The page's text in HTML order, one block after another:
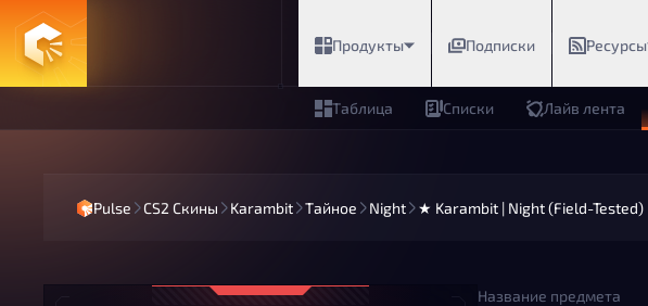
Продукты Подписки Ресурсы
Таблица Списки Лайв лента
Pulse CS2 Скины Karambit Тайное Night ★ Karambit | Night (Field-Tested)
Название предмета